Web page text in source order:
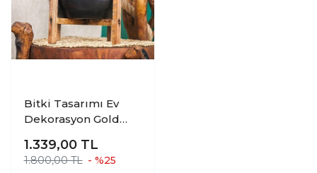
Bitki Tasarımı Ev
Dekorasyon Gold
Aranjmanlık
Sunumluk Bonzai
1.339,00 TL
1.800,00 TL - %25